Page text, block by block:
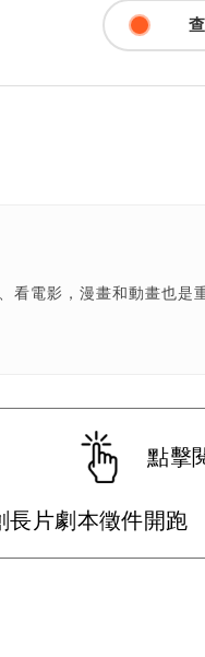
看電影，漫畫和動畫也
點擊
長片劇本徵件開